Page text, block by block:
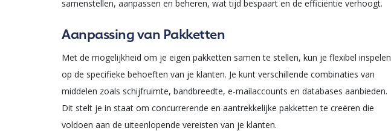
samenstellen, aanpassen en beheren, wat tijd bespaart en de efficiëntie verhoogt.
Aanpassing van Pakketten
Met de mogelijkheid om je eigen pakketten samen te stellen, kun je flexibel inspelen
op de specifieke behoeften van je klanten. Je kunt verschillende combinaties van
middelen zoals schijfruimte, bandbreedte, e-mailaccounts en databases aanbieden.
Dit stelt je in staat om concurrerende en aantrekkelijke pakketten te creëren die
voldoen aan de uiteenlopende vereisten van je klanten.